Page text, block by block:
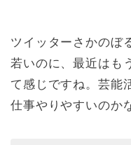
ツイッターさかのぼ
若いのに、最近はも
て感じですね。芸能
仕事やりやすいのか